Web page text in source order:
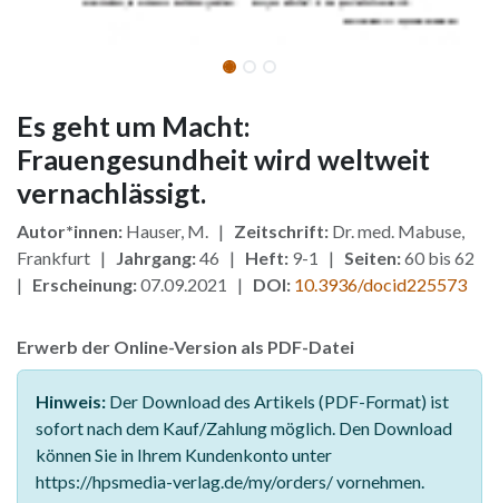
Es geht um Macht:
Frauengesundheit wird weltweit
vernachlässigt.
Autor*innen: Hauser, M. | Zeitschrift: Dr. med. Mabuse,
Frankfurt | Jahrgang:46 | Heft: 9-1 | Seiten:60 bis 62
| Erscheinung:07.09.2021 | DOI: 10.3936/docid225573
Erwerb der Online-Version als PDF-Datei
Hinweis: Der Download des Artikels (PDF-Format) ist
sofort nach dem Kauf/Zahlung möglich. Den Download
können Sie in Ihrem Kundenkonto unter
https://hpsmedia-verlag.de/my/orders/ vornehmen.